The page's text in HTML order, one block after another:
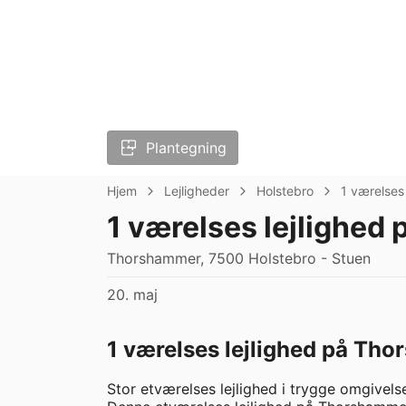
Plantegning
Hjem Lejligheder Holstebro 1 værelses
1 værelses lejlighed
Thorshammer, 7500 Holstebro - Stuen
20. maj
1 værelses lejlighed på
Stor etværelses lejlighed i trygge